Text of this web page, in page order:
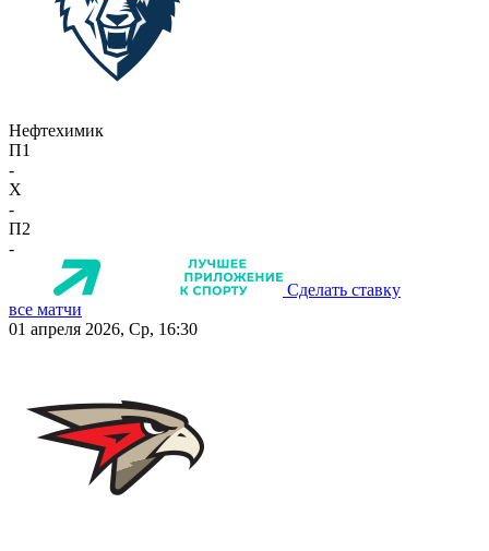
Нефтехимик
П1
-
X
-
П2
-
Сделать ставку
все матчи
01 апреля 2026, Ср, 16:30